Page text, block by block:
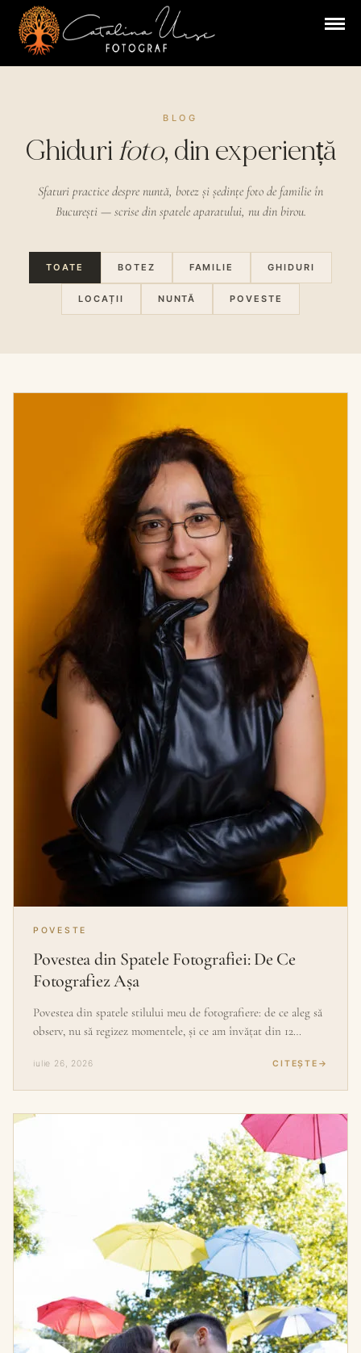
BLOG
Ghidurifoto, din experiență
Sfaturi practice despre nuntă, botez și ședințe foto de familie în
București — scrise din spatele aparatului, nu din birou.
TOATE BOTEZ FAMILIE GHIDURI
LOCAȚII NUNTĂ POVESTE
POVESTE
Povestea din Spatele Fotografiei: De Ce
Fotografiez Așa
Povestea din spatele stilului meu de fotografiere: de ce aleg să
observ, nu să regizez momentele, și ce am învățat din 12…
iulie 26, 2026 CITEȘTE